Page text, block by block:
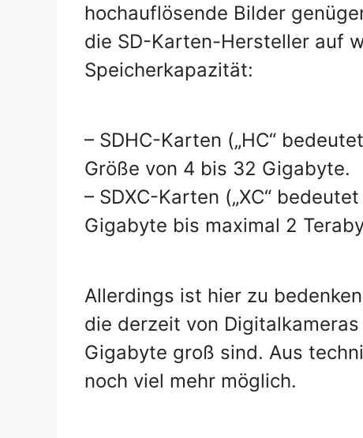
hochauflösende Bilder
die SD-Karten-Hersteller auf
Speicherkapazität:
– SDHC-Karten („HC“
Größe von 4 bis 32 Gigabyte.
– SDXC-Karten („XC“
Gigabyte bis maximal 2
Allerdings ist hier zu
die derzeit von
Gigabyte groß sind. Aus
noch viel mehr möglich.